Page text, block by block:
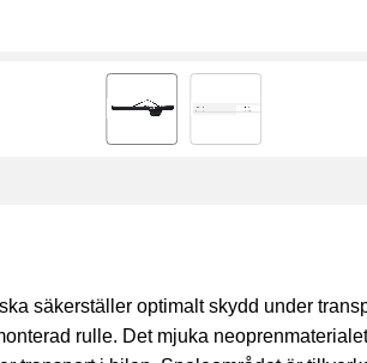
säkerställer optimalt skydd under
rulle. Det mjuka